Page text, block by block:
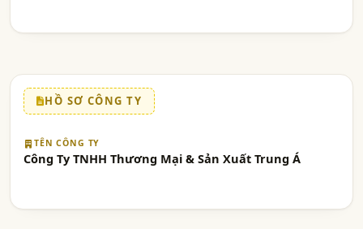
HỒ SƠ CÔNG TY
TÊN CÔNG TY
Công Ty TNHH Thương Mại & Sản Xuất Trung Á